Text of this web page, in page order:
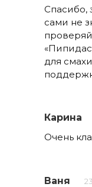
Спасибо,
сами не
для
Карина
Очень
Ваня